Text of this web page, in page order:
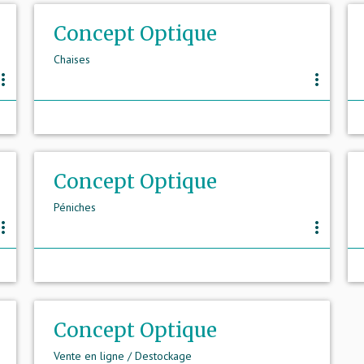
Concept Optique
Chaises
more_vert
Concept Optique
Péniches
more_vert
Concept Optique
Vente en ligne / Destockage